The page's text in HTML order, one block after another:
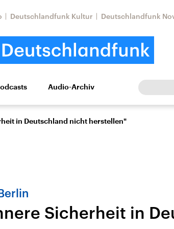
Deutschlandfunk Kultur Deutschlandfunk
Kultur Europa
Nahostkonflikt
Iran
Audio-Archiv
in Deutschland nicht herstellen"
Sicherheit in